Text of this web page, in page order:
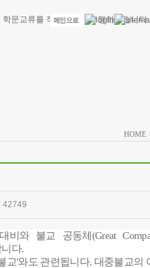
HOME
42749
비와 불교 공동체 (Great
니다.
교'와도 관련됩니다. 대중불교의